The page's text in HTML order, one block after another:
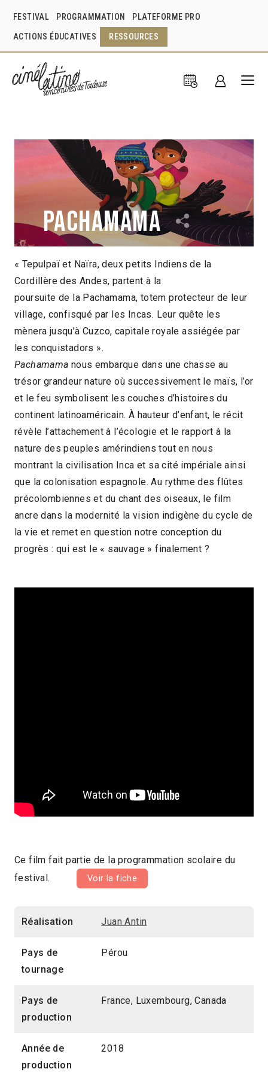
FESTIVAL PROGRAMMATION PLATEFORME PRO
ACTIONS ÉDUCATIVES RESSOURCES
Pachamama
Juan Antin Pérou 2018
1h12
2025 > Jeune public
« Tepulpaï et Naïra, deux petits Indiens de la
Cordillère des Andes, partent à la
poursuite de la Pachamama, totem protecteur de leur
village, confisqué par les Incas. Leur quête les
mènera jusqu’à Cuzco, capitale royale assiégée par
les conquistadors ».
Pachamama nous embarque dans une chasse au
trésor grandeur nature où successivement le maïs, l’or
et le feu symbolisent les couches d’histoires du
continent latinoaméricain. À hauteur d’enfant, le récit
révèle l’attachement à l’écologie et le rapport à la
nature des peuples amérindiens tout en nous
montrant la civilisation Inca et sa cité impériale ainsi
que la colonisation espagnole. Au rythme des flûtes
précolombiennes et du chant des oiseaux, le film
ancre dans la modernité la vision indigène du cycle de
la vie et remet en question notre conception du
progrès : qui est le « sauvage » finalement ?
Ce film fait partie de la programmation scolaire du
festival.
Voir la fiche
Réalisation Juan Antin
Pays de
tournage
Pérou
Pays de
production
France, Luxembourg, Canada
Année de
production
2018